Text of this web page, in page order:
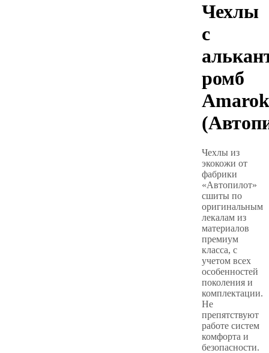
Чехлы
с
ромб
Amarok
Чехлы из
экокожи от
фабрики
«Автопилот»
сшиты по
оригинальным
лекалам из
материалов
премиум
класса, с
учетом всех
особенностей
поколения и
комплектации.
Не
препятствуют
работе систем
комфорта и
безопасности.